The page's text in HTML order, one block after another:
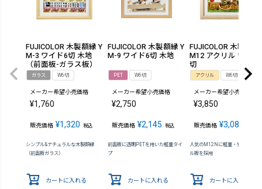
FUJICOLOR 木製額縁 Y
M-3 ワイド6切 木地
（前面板-ガラス板）
ガラス W6切
メーカー希望小売価格
¥1,760
販売価格 ¥1,320 税込
シンプル&ナチュラルな木製額縁
（前面板ガラス）
カートに入れる
FUJICOLOR 木製額縁 Y
M-9 ワイド6切 木地
PET W6切
メーカー希望小売価格
¥2,750
販売価格 ¥2,145 税込
前面板に透明PETを用いた軽量タイ
プ
カートに入れる
FUJICOLOR 木製額縁
M12 アクリル ワイド
切
アクリル W6切
メーカー希望小売価格
¥3,850
販売価格 ¥3,080
人気のM12Nに軽量・安全なアク
ル板を採用
カートに入れる